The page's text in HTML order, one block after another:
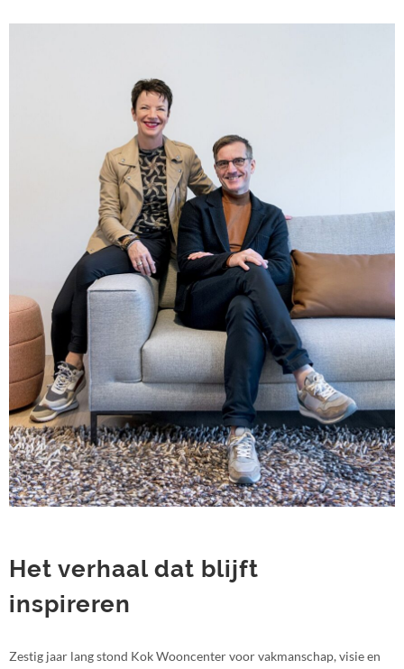
Het verhaal dat blijft
inspireren
Zestig jaar lang stond Kok Wooncenter voor vakmanschap, visie en